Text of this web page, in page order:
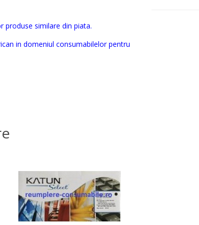
produse similare din piata.
in domeniul consumabilelor pentru